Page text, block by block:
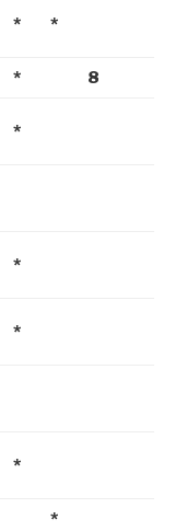
* *
* 8
*
*
*
*
*